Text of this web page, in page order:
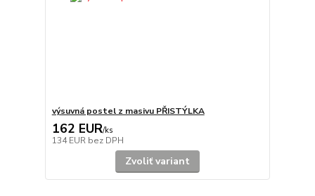
výsuvná postel z masivu PŘISTÝLKA
162 EUR/ks
134 EUR bez DPH
Zvoliť variant